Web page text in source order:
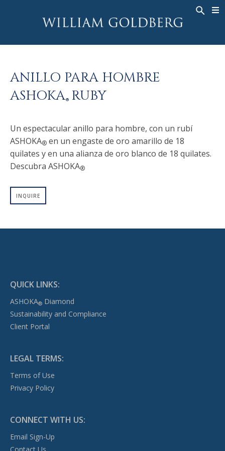
ALTA JOYERÍA
ANILLO PARA HOMBRE
COLLARES
PENDIENTES
PULSERAS
RELOJES
ASHOKA JOYERÍA
ANILLOS
BANDS
COLLARES
COLGANTES
PENDIENTES
TALISMAN
HISTORIA
ASHOKA ®
ANILLO PARA HOMBRE
ASHOKA®RUBY
Un espectacular anillo para hombre, con un rubí
ASHOKA®en un engaste de oro amarillo de 18
quilates y en una alianza de oro blanco de 18 quilates.
Descubra ASHOKA®
INQUIRE
QUICK LINKS:
ASHOKA®Diamond
Sustainability and Compliance
Client Portal
LEGAL TERMS:
Terms of Use
Privacy Policy
CONNECT WITH US:
Email Sign-Up